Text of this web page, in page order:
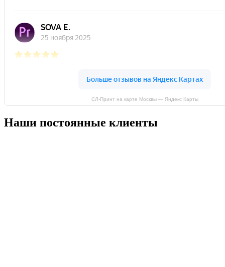
Открытки
Конверты
СЛ-Принт на карте Москвы — Яндекс Карты
Наши постоянные клиенты